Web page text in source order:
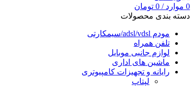
0 موارد /
0 تومان
دسته بندی محصولات
مودم adsl/vdsl/سیمکارتی
تلفن همراه
لوازم جانبی موبایل
ماشین های اداری
رایانه و تجهیزات کامپیوتری
لپتاپ